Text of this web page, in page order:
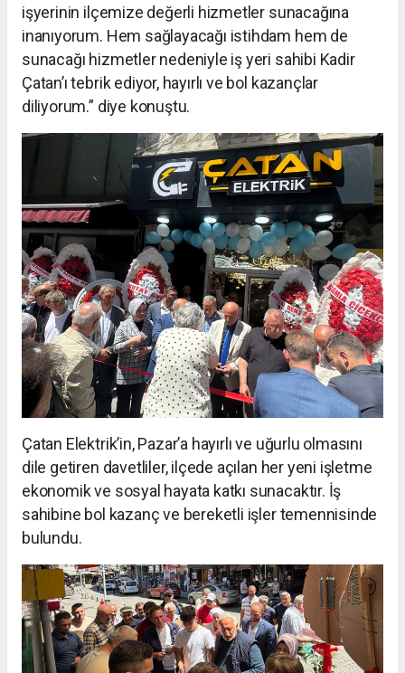
işyerinin ilçemize değerli hizmetler sunacağına
inanıyorum. Hem sağlayacağı istihdam hem de
sunacağı hizmetler nedeniyle iş yeri sahibi Kadir
Çatan’ı tebrik ediyor, hayırlı ve bol kazançlar
diliyorum.” diye konuştu.
Çatan Elektrik’in, Pazar’a hayırlı ve uğurlu olmasını
dile getiren davetliler, ilçede açılan her yeni işletme
ekonomik ve sosyal hayata katkı sunacaktır. İş
sahibine bol kazanç ve bereketli işler temennisinde
bulundu.